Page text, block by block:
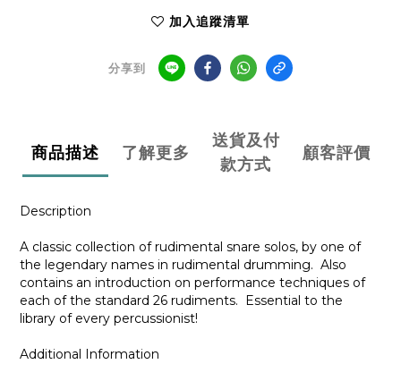
加入追蹤清單
分享到
商品描述 了解更多
送貨及付
款方式
顧客評價
Description
A classic collection of rudimental snare solos, by one of
the legendary names in rudimental drumming. Also
contains an introduction on performance techniques of
each of the standard 26 rudiments. Essential to the
library of every percussionist!
Additional Information